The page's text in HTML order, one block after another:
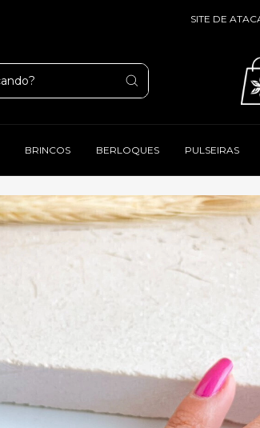
SITE DE
BRINCOS BERLOQUES PULSEIRAS